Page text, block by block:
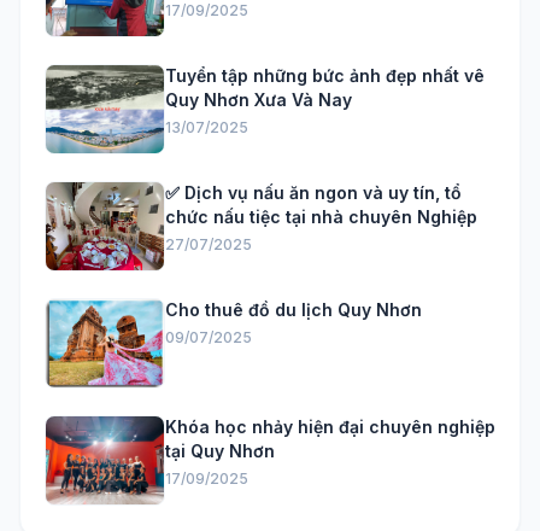
17/09/2025
Tuyển tập những bức ảnh đẹp nhất vê
Quy Nhơn Xưa Và Nay
13/07/2025
✅ Dịch vụ nấu ăn ngon và uy tín, tổ
chức nấu tiệc tại nhà chuyên Nghiệp
27/07/2025
Cho thuê đồ du lịch Quy Nhơn
09/07/2025
Khóa học nhảy hiện đại chuyên nghiệp
tại Quy Nhơn
17/09/2025